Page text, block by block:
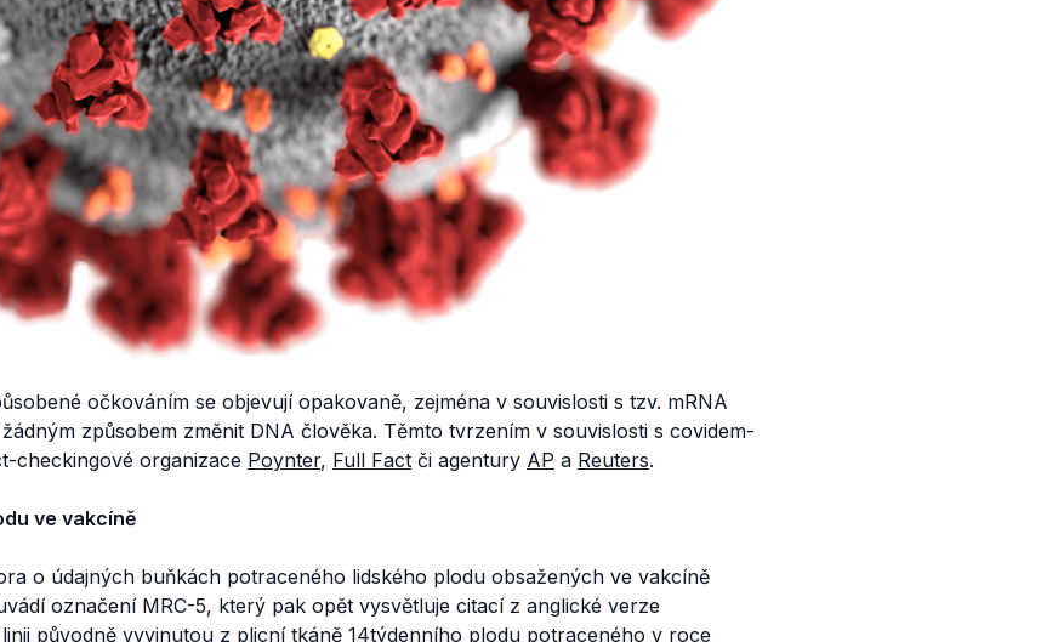
očkováním se objevují opakovaně, zejména v souvislosti s tzv. mRNA
způsobem změnit DNA člověka. Těmto tvrzením v souvislosti s covidem-
checkingové organizace Poynter, Full Fact či agentury AP a Reuters.
ve vakcíně
o údajných buňkách potraceného lidského plodu obsažených ve vakcíně
označení MRC-5, který pak opět vysvětluje citací z anglické verze
původně vyvinutou z plicní tkáně 14týdenního plodu potraceného v roce